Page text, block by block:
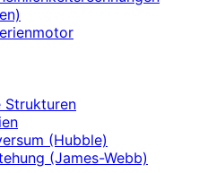
Strukturen
(Hubble)
(James-Webb)